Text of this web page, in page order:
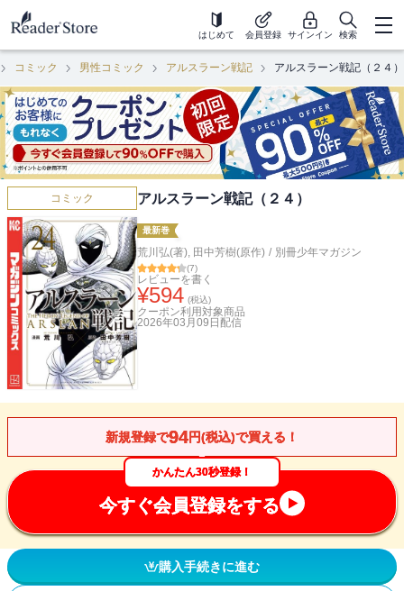
はじめて 会員登録 サインイン 検索
コミック 男性コミック アルスラーン戦記 アルスラーン戦記（２４）
コミック アルスラーン戦記（２４）
最新巻
荒川弘(著), 田中芳樹(原作) / 別冊少年マガジン
(7)
レビューを書く
¥594 (税込)
クーポン利用対象商品
2026年03月09日 配信
新規登録で94円(税込)で買える！
かんたん30秒登録！
今すぐ会員登録をする
購入手続きに進む